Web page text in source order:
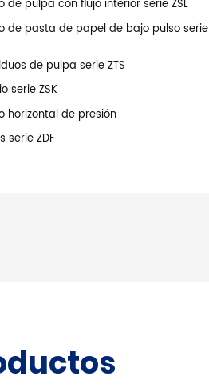
de pulpa con flujo interior serie ZSL
de pasta de papel de bajo pulso serie
de pulpa serie ZTS
serie ZSK
horizontal de presión
serie ZDF